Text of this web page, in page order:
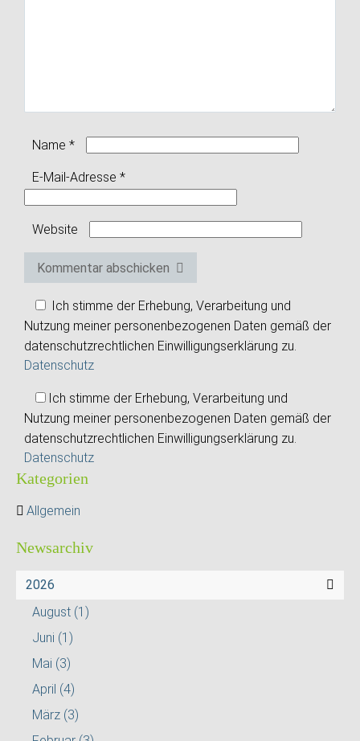
Name *
E-Mail-Adresse *
Website
Kommentar abschicken
Ich stimme der Erhebung, Verarbeitung und
Nutzung meiner personenbezogenen Daten gemäß der
datenschutzrechtlichen Einwilligungserklärung zu.
Datenschutz
Ich stimme der Erhebung, Verarbeitung und
Nutzung meiner personenbezogenen Daten gemäß der
datenschutzrechtlichen Einwilligungserklärung zu.
Datenschutz
Kategorien
Allgemein
Newsarchiv
2026
August (1)
Juni (1)
Mai (3)
April (4)
März (3)